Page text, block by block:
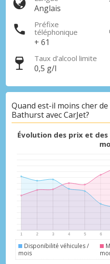
Anglais
Préfixe
téléphonique
+ 61
Taux d’alcool limite
0,5 g/l
Quand est-il moins cher
Bathurst avec CarJet?
Évolution des prix et
Disponibilité véhicules /
mois